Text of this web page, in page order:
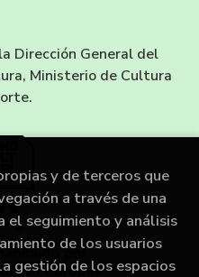
Dirección General del
Ministerio de Cultura
y de terceros que
a través de una
el seguimiento y análisis
de los usuarios
gestión de los espacios